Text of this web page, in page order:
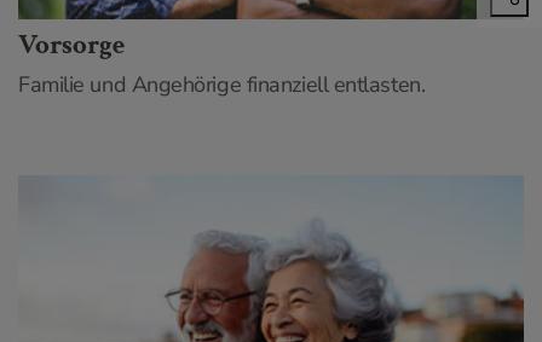
Vorsorge
Familie und Angehörige finanziell entlasten.